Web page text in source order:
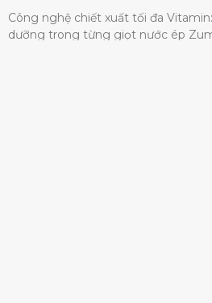
Công nghệ chiết xuất tối đa
dưỡng trong từng giọt nước ép